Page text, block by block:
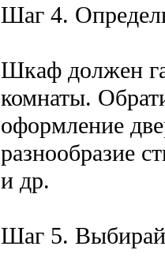
Шаг 4.
Шкаф должен
комнаты.
оформление
разнообразие
и др.
Шаг 5.